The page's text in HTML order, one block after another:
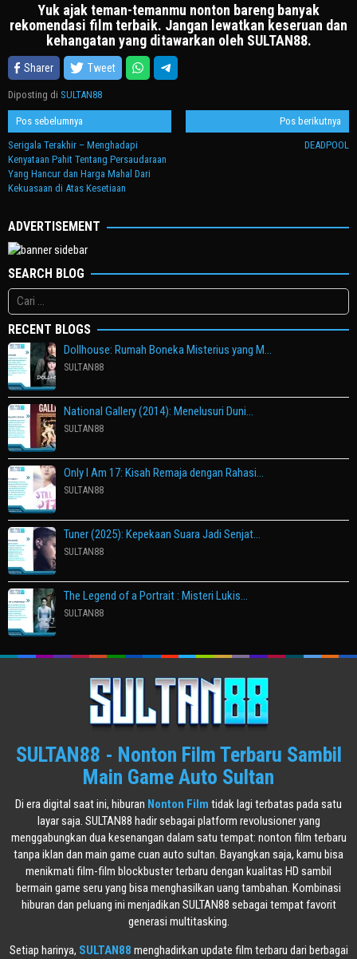
Yuk ajak teman-temanmu nonton bareng banyak
rekomendasi film terbaik. Jangan lewatkan keseruan dan
kehangatan yang ditawarkan oleh SULTAN88.
Sharer Tweet
Diposting di SULTAN88
Navigasi
pos
Pos sebelumnya
Serigala Terakhir – Menghadapi
Kenyataan Pahit Tentang Persaudaraan
Yang Hancur dan Harga Mahal Dari
Kekuasaan di Atas Kesetiaan
Pos berikutnya
DEADPOOL
ADVERTISEMENT
SEARCH BLOG
Cari
untuk:
RECENT BLOGS
Dollhouse: Rumah Boneka Misterius yang M…
SULTAN88
National Gallery (2014): Menelusuri Duni…
SULTAN88
Only I Am 17: Kisah Remaja dengan Rahasi…
SULTAN88
Tuner (2025): Kepekaan Suara Jadi Senjat…
SULTAN88
The Legend of a Portrait : Misteri Lukis…
SULTAN88
SULTAN88 - Nonton Film Terbaru Sambil
Main Game Auto Sultan
Di era digital saat ini, hiburan Nonton Film tidak lagi terbatas pada satu
layar saja. SULTAN88 hadir sebagai platform revolusioner yang
menggabungkan dua kesenangan dalam satu tempat: nonton film terbaru
tanpa iklan dan main game cuan auto sultan. Bayangkan saja, kamu bisa
menikmati film-film blockbuster terbaru dengan kualitas HD sambil
bermain game seru yang bisa menghasilkan uang tambahan. Kombinasi
hiburan dan peluang ini menjadikan SULTAN88 sebagai tempat favorit
generasi multitasking.
Setiap harinya, SULTAN88 menghadirkan update film terbaru dari berbagai